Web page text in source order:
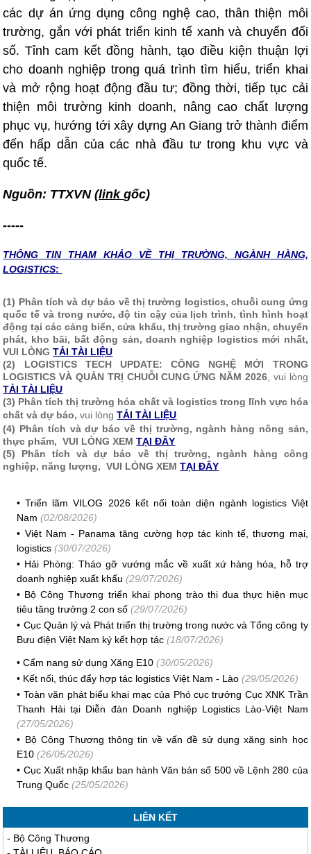
các dự án ứng dụng công nghệ cao, thân thiện môi
trường, gắn với phát triển kinh tế xanh và chuyển đổi
số. Tỉnh cam kết đồng hành, tạo điều kiện thuận lợi
cho doanh nghiệp trong quá trình tìm hiểu, triển khai
và mở rộng hoạt động đầu tư; đồng thời, tiếp tục cải
thiện môi trường kinh doanh, nâng cao chất lượng
phục vụ, hướng tới xây dựng An Giang trở thành điểm
đến hấp dẫn của các nhà đầu tư trong khu vực và
quốc tế.
Nguồn: TTXVN(linkgốc)
-----
THÔNG TIN THAM KHẢO VỀ THỊ TRƯỜNG, NGÀNH HÀNG,
LOGISTICS:
(1) Phân tích và dự báo về thị trường logistics, chuỗi cung ứng
quốc tế và trong nước, độ tin cậy của lịch trình, tình hình hoạt
động tại các cảng biển, cửa khẩu, thị trường giao nhận, chuyển
phát, kho bãi, bất động sản, doanh nghiệp logistics mới nhất,
VUI LÒNGTẢI TÀI LIỆU
(2) LOGISTICS TECH UPDATE: CÔNG NGHỆ MỚI TRONG
LOGISTICS VÀ QUẢN TRỊ CHUỖI CUNG ỨNG NĂM 2026, vui lòng
TẢI TÀI LIỆU
(3) Phân tích thị trường hóa chất và logistics trong lĩnh vực hóa
chất và dự báo,vui lòngTẢI TÀI LIỆU
(4) Phân tích và dự báo về thị trường, ngành hàng nông sản,
thực phẩm, VUI LÒNG XEMTẠI ĐÂY
(5) Phân tích và dự báo về thị trường, ngành hàng công
nghiệp, năng lượng, VUI LÒNG XEMTẠI ĐÂY
•Triển lãm VILOG 2026 kết nối toàn diện ngành logistics Việt
Nam (02/08/2026)
• Việt Nam - Panama tăng cường hợp tác kinh tế, thương mại,
logistics (30/07/2026)
• Hải Phòng: Tháo gỡ vướng mắc về xuất xứ hàng hóa, hỗ trợ
doanh nghiệp xuất khẩu (29/07/2026)
• Bộ Công Thương triển khai phong trào thi đua thực hiện mục
tiêu tăng trưởng 2 con số (29/07/2026)
• Cục Quản lý và Phát triển thị trường trong nước và Tổng công ty
Bưu điện Việt Nam ký kết hợp tác (18/07/2026)
•Cẩm nang sử dụng Xăng E10 (30/05/2026)
• Kết nối, thúc đẩy hợp tác logistics Việt Nam - Lào (29/05/2026)
• Toàn văn phát biểu khai mạc của Phó cục trưởng Cục XNK Trần
Thanh Hải tại Diễn đàn Doanh nghiệp Logistics Lào-Việt Nam
(27/05/2026)
• Bộ Công Thương thông tin về vấn đề sử dụng xăng sinh học
E10 (26/05/2026)
• Cục Xuất nhập khẩu ban hành Văn bản số 500 về Lệnh 280 của
Trung Quốc (25/05/2026)
LIÊN KẾT
- Bộ Công Thương